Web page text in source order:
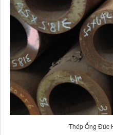
Thép Ống Đúc